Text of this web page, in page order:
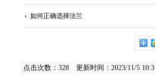
如何正确选择法兰
点击次数： 328 更新时间：2023/11/5